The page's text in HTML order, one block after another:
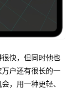
快，但同时他也
户还有很长的一
，用一种更轻、